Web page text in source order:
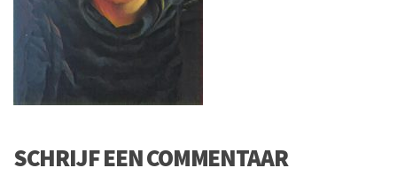
SCHRIJF EEN COMMENTAAR